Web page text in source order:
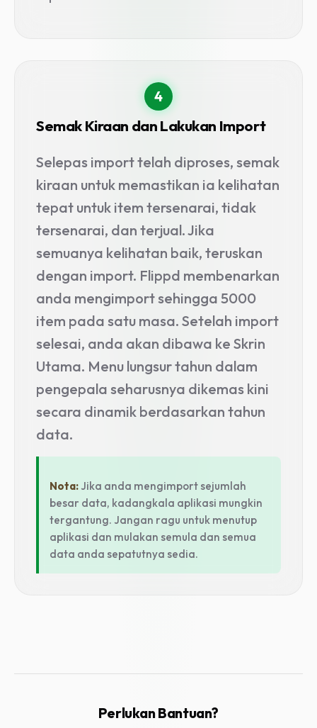
4
Semak Kiraan dan Lakukan Import
Selepas import telah diproses, semak
kiraan untuk memastikan ia kelihatan
tepat untuk item tersenarai, tidak
tersenarai, dan terjual. Jika
semuanya kelihatan baik, teruskan
dengan import. Flippd membenarkan
anda mengimport sehingga 5000
item pada satu masa. Setelah import
selesai, anda akan dibawa ke Skrin
Utama. Menu lungsur tahun dalam
pengepala seharusnya dikemas kini
secara dinamik berdasarkan tahun
data.
Nota: Jika anda mengimport sejumlah
besar data, kadangkala aplikasi mungkin
tergantung. Jangan ragu untuk menutup
aplikasi dan mulakan semula dan semua
data anda sepatutnya sedia.
Perlukan Bantuan?